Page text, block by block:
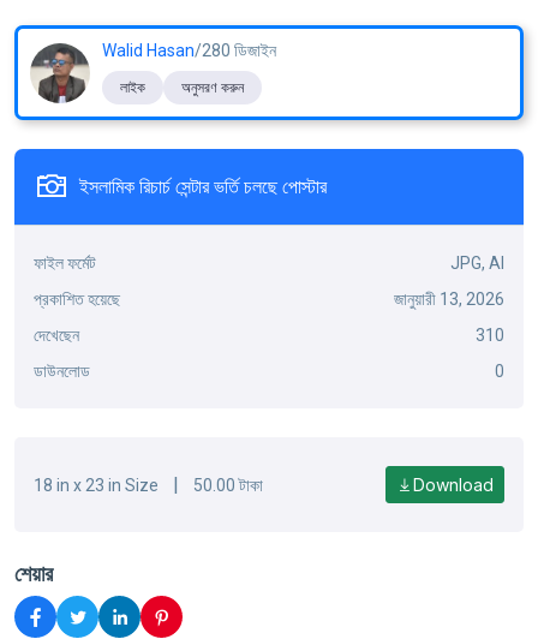
Walid Hasan/280 ডিজাইন
লাইক অনুসরণ করুন
ইসলামিক রিচার্চ সেন্টার ভর্তি চলছে পোস্টার
ফাইল ফর্মেট
JPG, AI
প্রকাশিত হয়েছে
জানুয়ারী 13, 2026
দেখেছেন
310
ডাউনলোড
0
18 in x 23 in Size | 50.00 টাকা Download
শেয়ার